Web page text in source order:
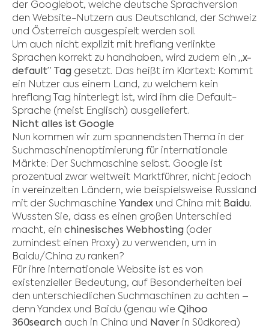
der Googlebot, welche deutsche Sprachversion
den Website-Nutzern aus Deutschland, der Schweiz
und Österreich ausgespielt werden soll.
Um auch nicht explizit mit hreflang verlinkte
Sprachen korrekt zu handhaben, wird zudem ein „x-
default” Tag gesetzt. Das heißt im Klartext: Kommt
ein Nutzer aus einem Land, zu welchem kein
hreflang Tag hinterlegt ist, wird ihm die Default-
Sprache (meist Englisch) ausgeliefert.
Nicht alles ist Google
Nun kommen wir zum spannendsten Thema in der
Suchmaschinenoptimierung für internationale
Märkte: Der Suchmaschine selbst. Google ist
prozentual zwar weltweit Marktführer, nicht jedoch
in vereinzelten Ländern, wie beispielsweise Russland
mit der Suchmaschine Yandex und China mit Baidu.
Wussten Sie, dass es einen großen Unterschied
macht, ein chinesisches Webhosting (oder
zumindest einen Proxy) zu verwenden, um in
Baidu/China zu ranken?
Für ihre internationale Website ist es von
existenzieller Bedeutung, auf Besonderheiten bei
den unterschiedlichen Suchmaschinen zu achten –
denn Yandex und Baidu (genau wie Qihoo
360search auch in China und Naver in Südkorea)